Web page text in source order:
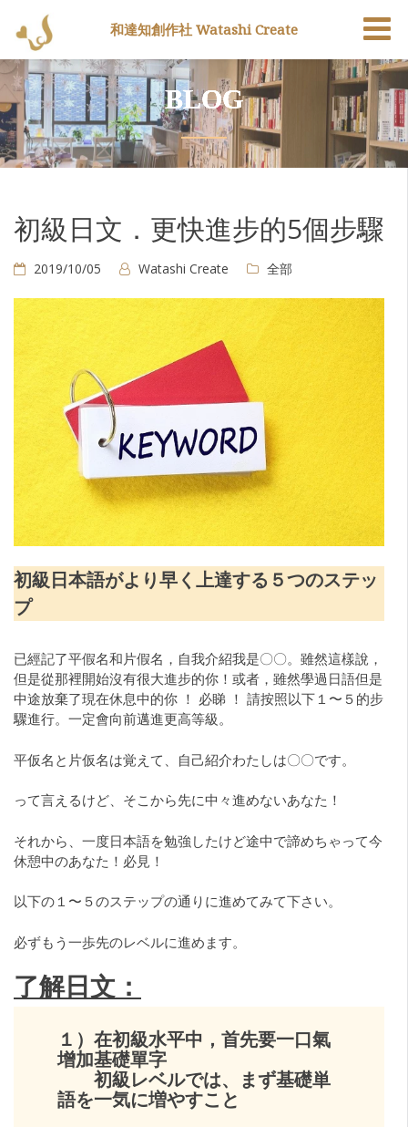
BLOG
初級日文．更快進步的5個步驟
2019/10/05 Watashi Create 全部
初級日本語がより早く上達する５つのステッ
プ
已經記了平假名和片假名，自我介紹我是〇〇。雖然這樣說，
但是從那裡開始沒有很大進步的你！或者，雖然學過日語但是
中途放棄了現在休息中的你 ！ 必睇 ！ 請按照以下１〜５的步
驟進行。一定會向前邁進更高等級。
平仮名と片仮名は覚えて、自己紹介わたしは〇〇です。
って言えるけど、そこから先に中々進めないあなた！
それから、一度日本語を勉強したけど途中で諦めちゃって今
休憩中のあなた！必見！
以下の１〜５のステップの通りに進めてみて下さい。
必ずもう一歩先のレベルに進めます。
了解日文：
１）在初級水平中，首先要一口氣
增加基礎單字
初級レベルでは、まず基礎単
語を一気に増やすこと
和達知創作社 Watashi Create